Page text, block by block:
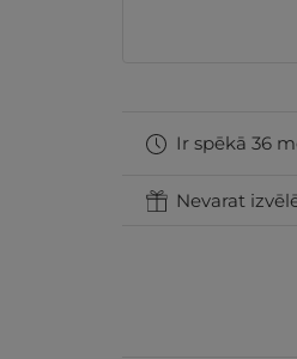
Ir spēkā 36
Nevarat